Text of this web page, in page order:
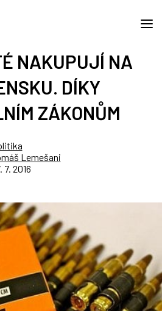
NAKUPUJÍ NA
DÍKY
ZÁKONŮM
Lemešani
7. 2016